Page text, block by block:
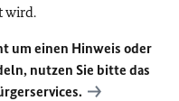
wird.
um einen Hinweis oder
nutzen Sie bitte das